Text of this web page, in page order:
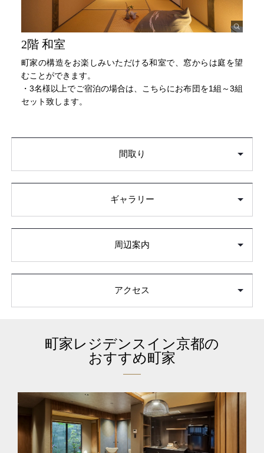
2階 和室
町家の構造をお楽しみいただける和室で、窓からは庭を望
むことができます。
・3名様以上でご宿泊の場合は、こちらにお布団を1組～3組
セット致します。
間取り
ギャラリー
周辺案内
アクセス
町家レジデンスイン京都の
おすすめ町家